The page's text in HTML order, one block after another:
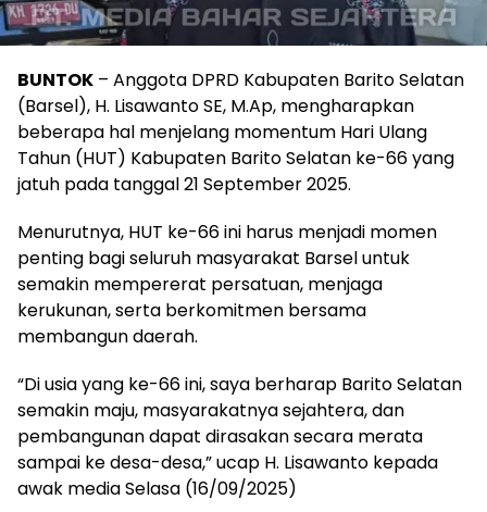
BUNTOK – Anggota DPRD Kabupaten Barito Selatan
(Barsel), H. Lisawanto SE, M.Ap, mengharapkan
beberapa hal menjelang momentum Hari Ulang
Tahun (HUT) Kabupaten Barito Selatan ke-66 yang
jatuh pada tanggal 21 September 2025.
Menurutnya, HUT ke-66 ini harus menjadi momen
penting bagi seluruh masyarakat Barsel untuk
semakin mempererat persatuan, menjaga
kerukunan, serta berkomitmen bersama
membangun daerah.
“Di usia yang ke-66 ini, saya berharap Barito Selatan
semakin maju, masyarakatnya sejahtera, dan
pembangunan dapat dirasakan secara merata
sampai ke desa-desa,” ucap H. Lisawanto kepada
awak media Selasa (16/09/2025)